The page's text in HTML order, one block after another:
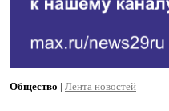
Общество | Лента новостей